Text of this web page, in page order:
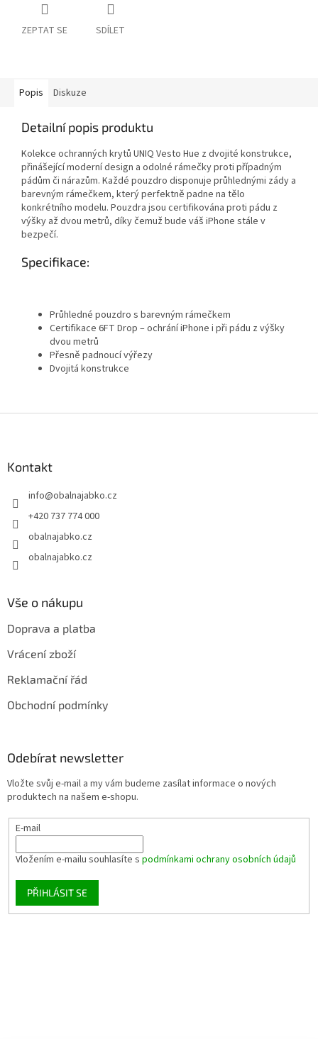
ZEPTAT SE SDÍLET
Popis Diskuze
Detailní popis produktu
Kolekce ochranných krytů UNIQ Vesto Hue z dvojité konstrukce,
přinášející moderní design a odolné rámečky proti případným
pádům či nárazům. Každé pouzdro disponuje průhlednými zády a
barevným rámečkem, který perfektně padne na tělo
konkrétního modelu. Pouzdra jsou certifikována proti pádu z
výšky až dvou metrů, díky čemuž bude váš iPhone stále v
bezpečí.
Specifikace:
Průhledné pouzdro s barevným rámečkem
Certifikace 6FT Drop – ochrání iPhone i při pádu z výšky
dvou metrů
Přesně padnoucí výřezy
Dvojitá konstrukce
Kontakt
info@obalnajabko.cz
+420 737 774 000
obalnajabko.cz
obalnajabko.cz
Vše o nákupu
Doprava a platba
Vrácení zboží
Reklamační řád
Obchodní podmínky
Odebírat newsletter
Vložte svůj e-mail a my vám budeme zasílat informace o nových
produktech na našem e-shopu.
E-mail
Vložením e-mailu souhlasíte s podmínkami ochrany osobních údajů
PŘIHLÁSIT SE